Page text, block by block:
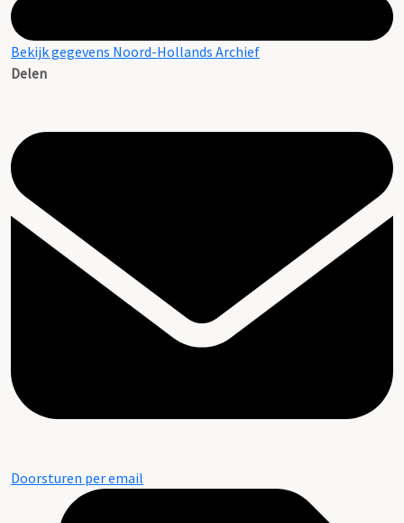
Bekijk gegevens Noord-Hollands Archief
Delen
Doorsturen per email